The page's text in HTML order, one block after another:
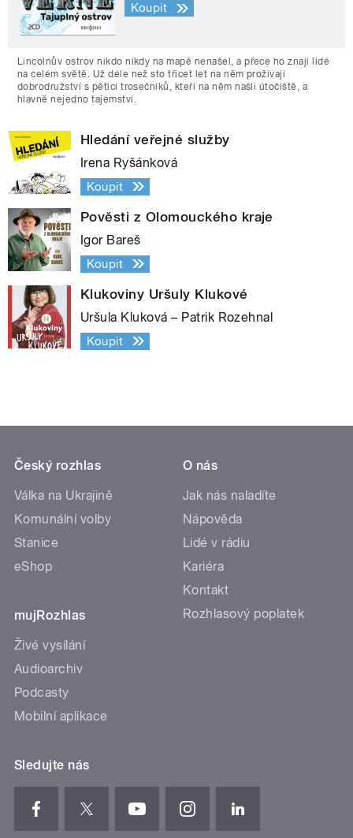
Koupit
Lincolnův ostrov nikdo nikdy na mapě nenašel, a přece ho znají lidé
na celém světě. Už déle než sto třicet let na něm prožívají
dobrodružství s pěticí trosečníků, kteří na něm našli útočiště, a
hlavně nejedno tajemství.
Hledání veřejné služby
Irena Ryšánková
Koupit
Pověsti z Olomouckého kraje
Igor Bareš
Koupit
Klukoviny Uršuly Klukové
Uršula Kluková – Patrik Rozehnal
Koupit
Český rozhlas
Válka na Ukrajině
Komunální volby
Stanice
eShop
mujRozhlas
Živé vysílání
Audioarchiv
Podcasty
Mobilní aplikace
O nás
Jak nás naladíte
Nápověda
Lidé v rádiu
Kariéra
Kontakt
Rozhlasový poplatek
Sledujte nás